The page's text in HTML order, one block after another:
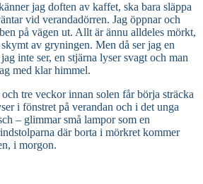
jag doften av kaffet, ska bara släppa
vid verandadörren. Jag öppnar och
på vägen ut. Allt är ännu alldeles mörkt,
av gryningen. Men då ser jag en
inte ser, en stjärna lyser svagt och man
med klar himmel.
tre veckor innan solen får börja sträcka
i fönstret på verandan och i det unga
– glimmar små lampor som en
där borta i mörkret kommer
i morgon.